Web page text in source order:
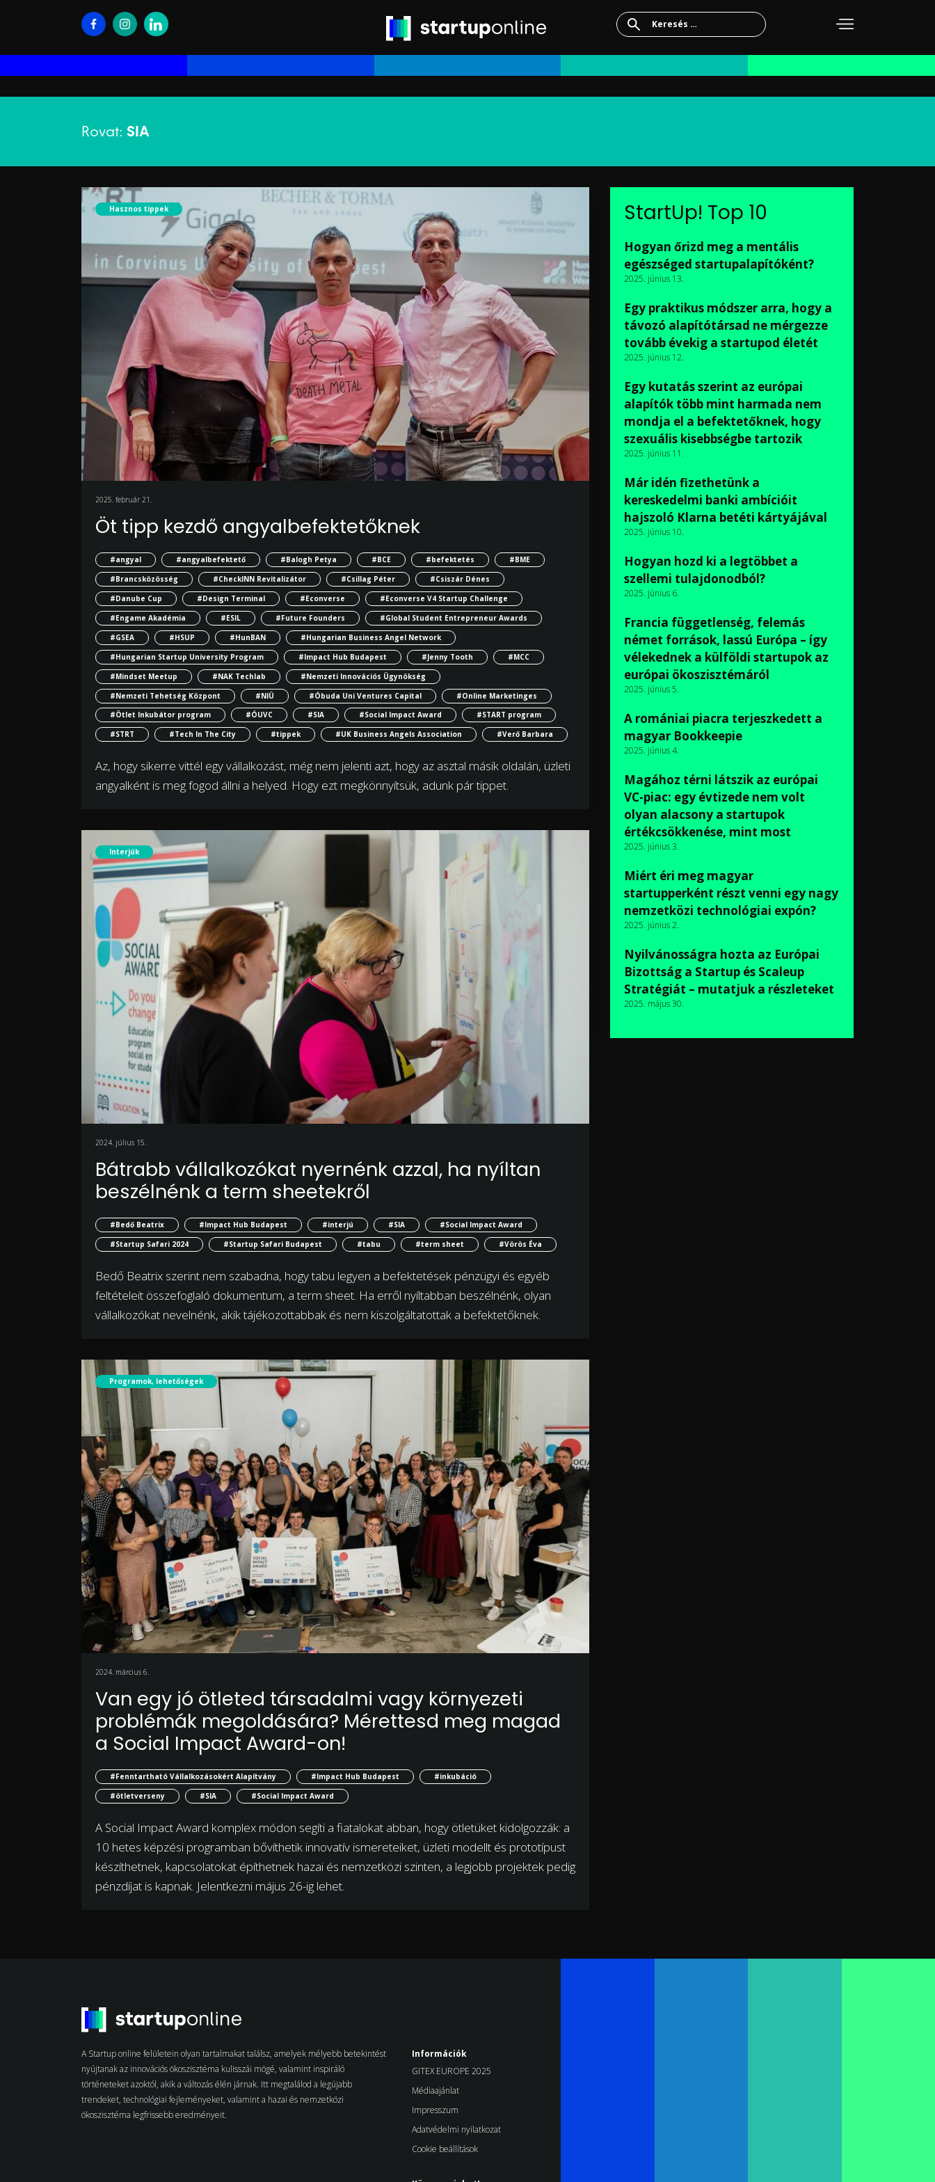
Keresés:
Rovat: SIA
Hasznos tippek
2025. február 21.
Öt tipp kezdő angyalbefektetőknek
#angyal #angyalbefektető #Balogh Petya #BCE #befektetés
#BME
#Brancsközösség
#CheckINN Revitalizátor #Csillag Péter
#Csiszár Dénes
#Danube Cup
#Design Terminal #Econverse
#Econverse V4 Startup Challenge
#Engame Akadémia
#ESIL #Future Founders
#Global Student Entrepreneur Awards
#GSEA
#HSUP #HunBAN
#Hungarian Business Angel Network
#Hungarian Startup University Program
#Impact Hub Budapest #Jenny Tooth
#MCC
#Mindset Meetup
#NAK Techlab
#Nemzeti Innovációs Ügynökség
#Nemzeti Tehetség Központ
#NIÜ #Óbuda Uni Ventures Capital
#Online Marketinges
#Ötlet Inkubátor program
#ÓUVC #SIA #Social Impact Award
#START program
#STRT
#Tech In The City #tippek #UK Business Angels Association #Verő Barbara
Az, hogy sikerre vittél egy vállalkozást, még nem jelenti azt, hogy az asztal másik oldalán, üzleti
angyalként is meg fogod állni a helyed. Hogy ezt megkönnyítsük, adunk pár tippet.
Interjúk
2024. július 15.
Bátrabb vállalkozókat nyernénk azzal, ha nyíltan
beszélnénk a term sheetekről
#Bedő Beatrix #Impact Hub Budapest #interjú #SIA
#Social Impact Award
#Startup Safari 2024
#Startup Safari Budapest #tabu #term sheet #Vörös Éva
Bedő Beatrix szerint nem szabadna, hogy tabu legyen a befektetések pénzügyi és egyéb
feltételeit összefoglaló dokumentum, a term sheet. Ha erről nyíltabban beszélnénk, olyan
vállalkozókat nevelnénk, akik tájékozottabbak és nem kiszolgáltatottak a befektetőknek.
Programok, lehetőségek
2024. március 6.
Van egy jó ötleted társadalmi vagy környezeti
problémák megoldására? Mérettesd meg magad
a Social Impact Award-on!
#Fenntartható Vállalkozásokért Alapítvány #Impact Hub Budapest
#inkubáció
#ötletverseny
#SIA #Social Impact Award
A Social Impact Award komplex módon segíti a fiatalokat abban, hogy ötletüket kidolgozzák: a
10 hetes képzési programban bővíthetik innovatív ismereteiket, üzleti modellt és prototípust
készíthetnek, kapcsolatokat építhetnek hazai és nemzetközi szinten, a legjobb projektek pedig
pénzdíjat is kapnak. Jelentkezni május 26-ig lehet.
StartUp! Top 10
Hogyan őrizd meg a mentális
egészséged startupalapítóként?
2025. június 13.
Egy praktikus módszer arra, hogy a
távozó alapítótársad ne mérgezze
tovább évekig a startupod életét
2025. június 12.
Egy kutatás szerint az európai
alapítók több mint harmada nem
mondja el a befektetőknek, hogy
szexuális kisebbségbe tartozik
2025. június 11.
Már idén fizethetünk a
kereskedelmi banki ambícióit
hajszoló Klarna betéti kártyájával
2025. június 10.
Hogyan hozd ki a legtöbbet a
szellemi tulajdonodból?
2025. június 6.
Francia függetlenség, felemás
német források, lassú Európa – így
vélekednek a külföldi startupok az
európai ökoszisztémáról
2025. június 5.
A romániai piacra terjeszkedett a
magyar Bookkeepie
2025. június 4.
Magához térni látszik az európai
VC-piac: egy évtizede nem volt
olyan alacsony a startupok
értékcsökkenése, mint most
2025. június 3.
Miért éri meg magyar
startupperként részt venni egy nagy
nemzetközi technológiai expón?
2025. június 2.
Nyilvánosságra hozta az Európai
Bizottság a Startup és Scaleup
Stratégiát – mutatjuk a részleteket
2025. május 30.
A Startup online felületein olyan tartalmakat találsz, amelyek mélyebb betekintést
nyújtanak az innovációs ökoszisztéma kulisszái mögé, valamint inspiráló
történeteket azoktól, akik a változás élén járnak. Itt megtalálod a legújabb
trendeket, technológiai fejleményeket, valamint a hazai és nemzetközi
ökoszisztéma legfrissebb eredményeit.
Információk
GITEX EUROPE 2025
Médiaajánlat
Impresszum
Adatvédelmi nyilatkozat
Cookie beállítások